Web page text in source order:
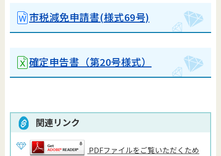
市税減免申請書(様式69号)
確定申告書（第20号様式）
関連リンク
PDFファイルをご覧いただくため